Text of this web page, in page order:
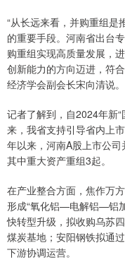
“从长远来看，并购重组是
的重要手段。河南省出台
购重组实现高质量发展，
创新能力的方向迈进，符
经济学会副会长宋向清说。
记者了解到，自2024年新“
来，我省支持引导省内上
年以来，河南A股上市公
其中重大资产重组3起。
在产业整合方面，焦作万
形成“氧化铝—电解铝—铝
快转型升级，拟收购乌苏
煤炭基地；安阳钢铁拟通
下游协调运营。